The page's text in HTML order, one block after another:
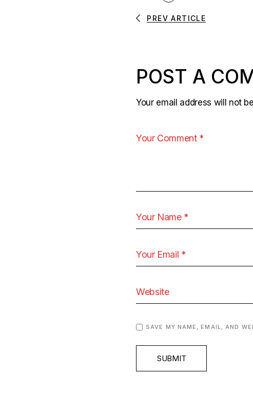
PREV ARTICLE
POST A
Your email address will not
SAVE MY NAME, EMAIL, AND
SUBMIT